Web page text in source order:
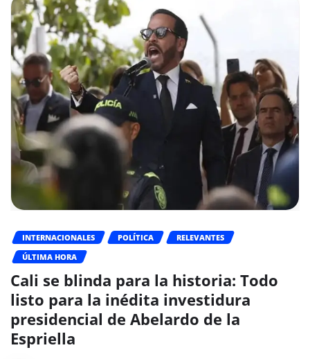
INTERNACIONALES POLÍTICA
RELEVANTES
ÚLTIMA HORA
Cali se blinda para la historia: Todo
listo para la inédita investidura
presidencial de Abelardo de la
Espriella